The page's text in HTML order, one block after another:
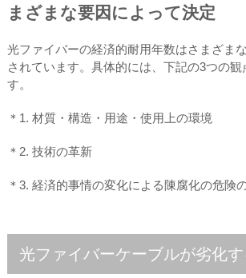
まざまな要因によって決定
光ファイバーの経済的耐用年数はさまざま
されています。具体的には、下記の3つの観
す。
＊1. 材質・構造・用途・使用上の環境
＊2. 技術の革新
＊3. 経済的事情の変化による陳腐化の危険
光ファイバーケーブルが劣化す